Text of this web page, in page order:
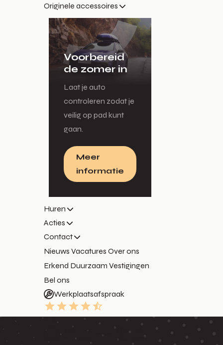
Originele accessoires
Voorbereid
de zomer in
Laat je auto
controleren zodat je
veilig op pad kunt
gaan.
Meer
informatie
Huren
Acties
Contact
Nieuws Vacatures Over ons
Erkend Duurzaam Vestigingen
Bel ons
Werkplaatsafspraak
9.3